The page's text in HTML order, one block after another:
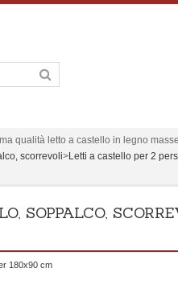
qualità letto a castello in legno
scorrevoli>Letti a castello per 2
SOPPALCO,
180x90 cm